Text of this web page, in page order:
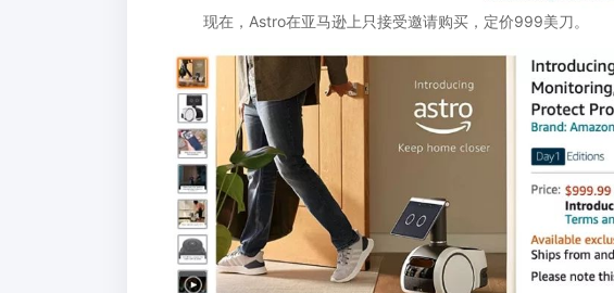
现在，Astro在亚马逊上只接受邀请购买，定价999美刀。